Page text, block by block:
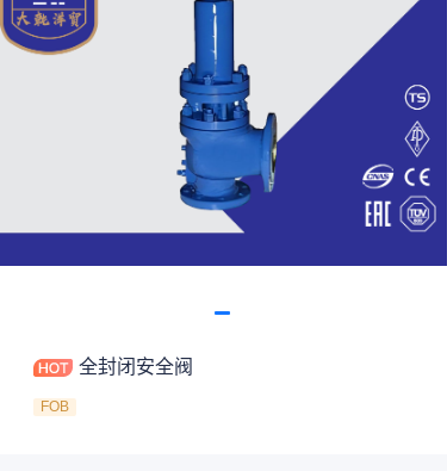
全封闭安全阀
FOB
Contact Us